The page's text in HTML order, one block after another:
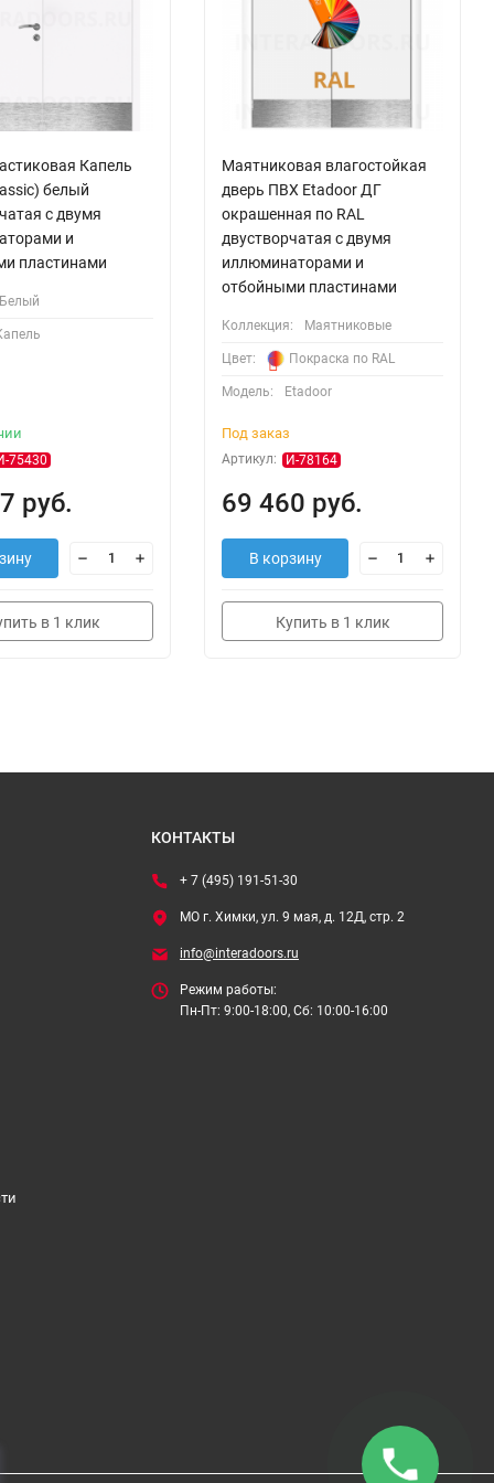
Капель
белый
с двумя
и
пластинами
Белый
75430
руб.
в 1 клик
Маятниковая влагостойкая
дверь ПВХ Etadoor ДГ
окрашенная по RAL
двустворчатая с двумя
иллюминаторами и
отбойными пластинами
Коллекция: Маятниковые
Цвет: Покраска по RAL
Модель: Etadoor
Под заказ
Артикул: И-78164
69 460 руб.
В корзину
Купить в 1 клик
КОНТАКТЫ
+ 7 (495) 191-51-30
МО г. Химки, ул. 9 мая, д. 12Д, стр. 2
info@interadoors.ru
Режим работы:
Пн-Пт: 9:00-18:00, Сб: 10:00-16:00